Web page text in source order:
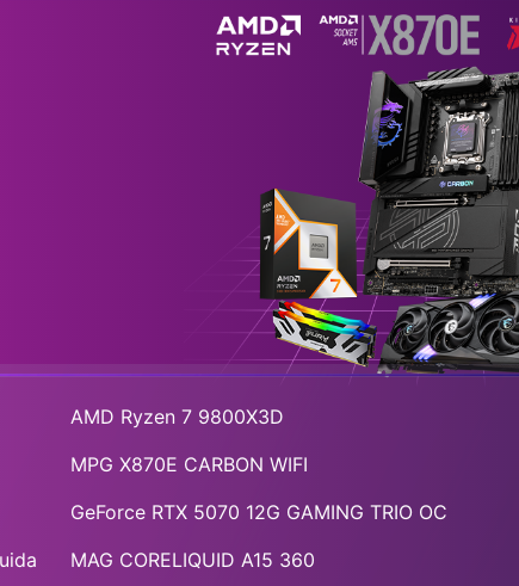
AMD Ryzen 7 9800X3D
MPG X870E CARBON WIFI
GeForce RTX 5070 12G GAMING TRIO OC
MAG CORELIQUID A15 360